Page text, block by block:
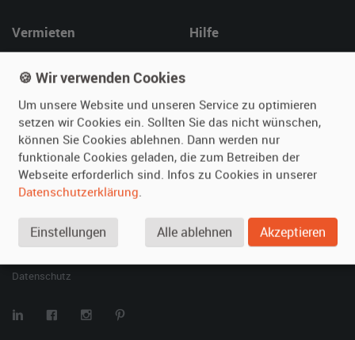
Vermieten
Fotos senden
Fragen für Vermieter
Inserat verwalten
Hilfe
Kontakt
SPECIAL
Berühmte Filmautos –
unsere Top 10 ...
Datenschutz
🍪 Wir verwenden Cookies
Um unsere Website und unseren Service zu optimieren
setzen wir Cookies ein. Sollten Sie das nicht wünschen,
können Sie Cookies ablehnen. Dann werden nur
funktionale Cookies geladen, die zum Betreiben der
Webseite erforderlich sind. Infos zu Cookies in unserer
Datenschutzerklärung.
Einstellungen Alle ablehnen Akzeptieren